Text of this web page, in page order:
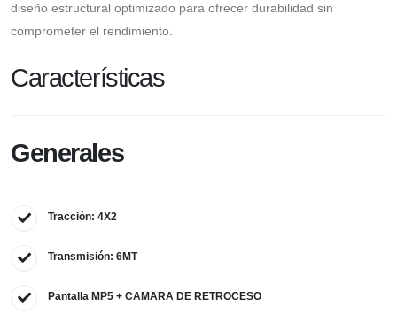
diseño estructural optimizado para ofrecer durabilidad sin
comprometer el rendimiento.
Características
Generales
Tracción: 4X2
Transmisión: 6MT
Pantalla MP5 + CAMARA DE RETROCESO